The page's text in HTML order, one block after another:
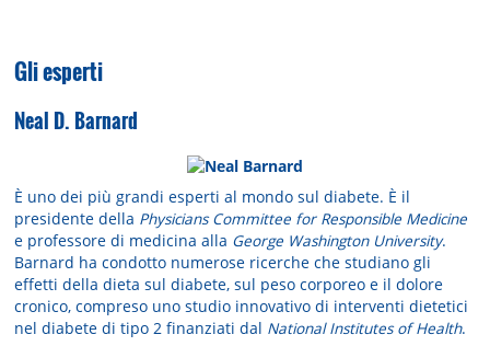
Gli esperti
Neal D. Barnard
È uno dei più grandi esperti al mondo sul diabete. È il
presidente della Physicians Committee for Responsible Medicine
e professore di medicina alla George Washington University.
Barnard ha condotto numerose ricerche che studiano gli
effetti della dieta sul diabete, sul peso corporeo e il dolore
cronico, compreso uno studio innovativo di interventi dietetici
nel diabete di tipo 2 finanziati dal National Institutes of Health.